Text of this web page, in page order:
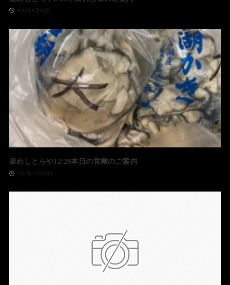
2021年8月10日
釜めしとらや12/29本日の営業のご案内
2022年12月29日